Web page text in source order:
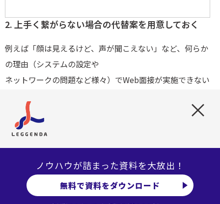
×
ノウハウが詰まった資料を大放出！
無料で資料をダウンロード
2. 上手く繋がらない場合の代替案を用意しておく
例えば「顔は見えるけど、声が聞こえない」など、何らか
の理由（システムの設定や
ネットワークの問題など様々）でWeb面接が実施できない
どちらかが困ったら電話面接に切り替え、というのは簡単
でオススメの対応策です。
「通信トラブルによって〇分以上の会話ができなかったら
再度面接を実施」